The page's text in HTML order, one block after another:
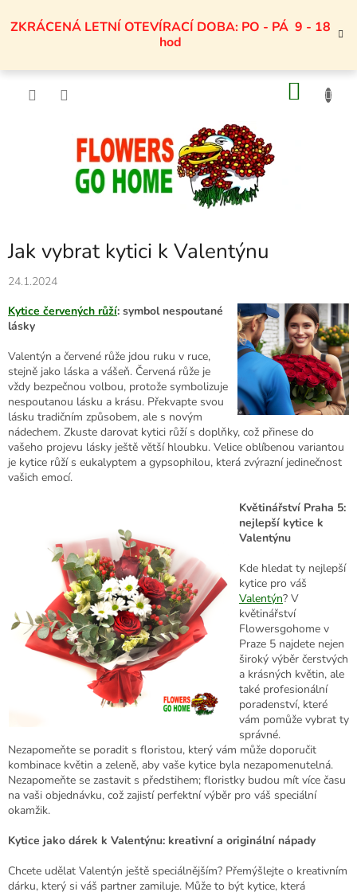
naZKRÁCENÁ LETNÍ OTEVÍRACÍ DOBA: PO - PÁ 9 - 18
hod
Jak vybrat kytici k Valentýnu
24.1.2024
Kytice červených růží: symbol nespoutané
lásky
Valentýn a červené růže jdou ruku v ruce,
stejně jako láska a vášeň. Červená růže je
vždy bezpečnou volbou, protože symbolizuje
nespoutanou lásku a krásu. Překvapte svou
lásku tradičním způsobem, ale s novým
nádechem. Zkuste darovat kytici růží s doplňky, což přinese do
vašeho projevu lásky ještě větší hloubku. Velice oblíbenou variantou
je kytice růží s eukalyptem a gypsophilou, která zvýrazní jedinečnost
vašich emocí.
Květinářství Praha 5:
nejlepší kytice k
Valentýnu
Kde hledat ty nejlepší
kytice pro váš
Valentýn? V
květinářství
Flowersgohome v
Praze 5 najdete nejen
široký výběr čerstvých
a krásných květin, ale
také profesionální
poradenství, které
vám pomůže vybrat ty
správné.
Nezapomeňte se poradit s floristou, který vám může doporučit
kombinace květin a zeleně, aby vaše kytice byla nezapomenutelná.
Nezapomeňte se zastavit s předstihem; floristky budou mít více času
na vaši objednávku, což zajistí perfektní výběr pro váš speciální
okamžik.
Kytice jako dárek k Valentýnu: kreativní a originální nápady
Chcete udělat Valentýn ještě speciálnějším? Přemýšlejte o kreativním
dárku, který si váš partner zamiluje. Může to být kytice, která